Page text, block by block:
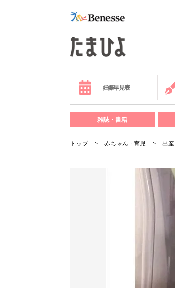
妊娠早見表
雑誌・書籍
トップ 赤ちゃん・育児 出産